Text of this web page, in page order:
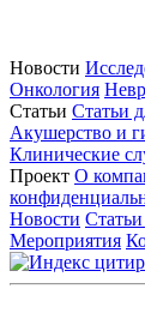
Новости
Онкология
Статьи Статьи
Акушерство и
Клинические
Проект О
Новости
Мероприятия